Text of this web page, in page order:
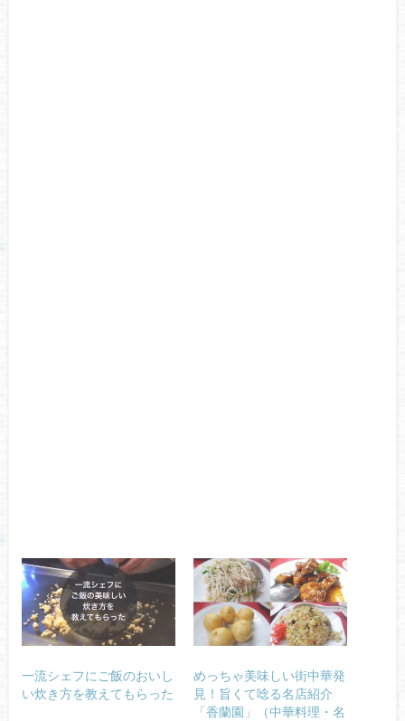
一流シェフにご飯のおいし
い炊き方を教えてもらった
めっちゃ美味しい街中華発
見！旨くて唸る名店紹介
「香蘭園」（中華料理・名